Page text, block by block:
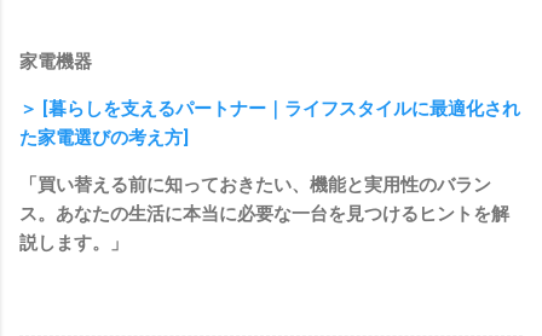
家電機器
＞ [暮らしを支えるパートナー｜ライフスタイルに最適化され
た家電選びの考え方]
「買い替える前に知っておきたい、機能と実用性のバラン
ス。あなたの生活に本当に必要な一台を見つけるヒントを解
説します。」